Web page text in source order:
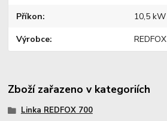
Příkon 10,5 kW
Výrobce REDFOX
Zboží zařazeno v kategoriích
Linka REDFOX 700